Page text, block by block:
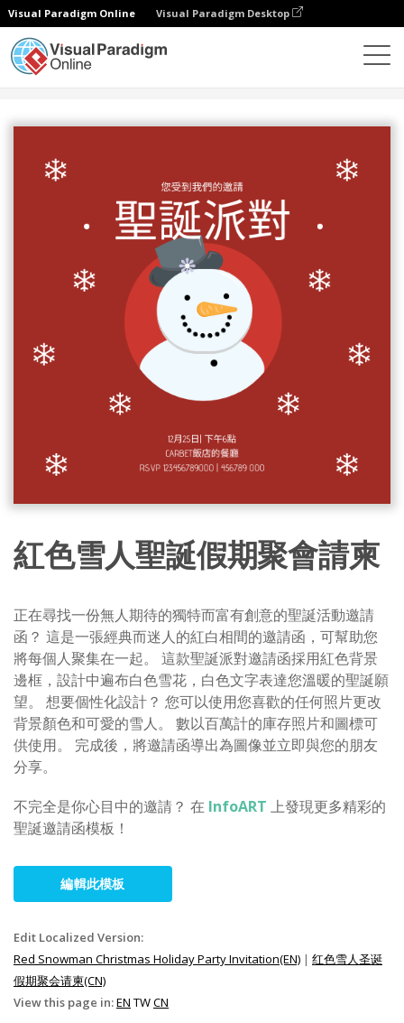
Visual Paradigm Online Visual Paradigm Desktop
紅色雪人聖誕假期聚會請柬
正在尋找一份無人期待的獨特而富有創意的聖誕活動邀請
函？ 這是一張經典而迷人的紅白相間的邀請函，可幫助您
將每個人聚集在一起。 這款聖誕派對邀請函採用紅色背景
邊框，設計中遍布白色雪花，白色文字表達您溫暖的聖誕願
望。 想要個性化設計？ 您可以使用您喜歡的任何照片更改
背景顏色和可愛的雪人。 數以百萬計的庫存照片和圖標可
供使用。 完成後，將邀請函導出為圖像並立即與您的朋友
分享。
不完全是你心目中的邀請？ 在 InfoART 上發現更多精彩的
聖誕邀請函模板！
編輯此模板
Edit Localized Version:
Red Snowman Christmas Holiday Party Invitation(EN) | 红色雪人圣诞
假期聚会请柬(CN)
View this page in:EN TWCN